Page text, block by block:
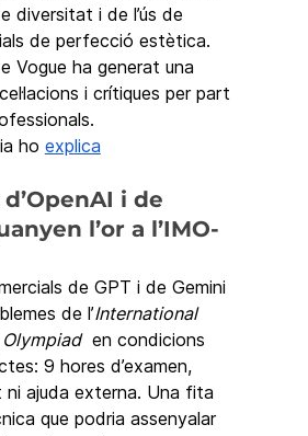
diversitat i de l’ús de
de perfecció estètica.
Vogue ha generat una
i crítiques per part
ho explica
i de
l’or a l’IMO-
de GPT i de Gemini
de l’International
en condicions
9 hores d’examen,
ni ajuda externa. Una fita
que podria assenyalar